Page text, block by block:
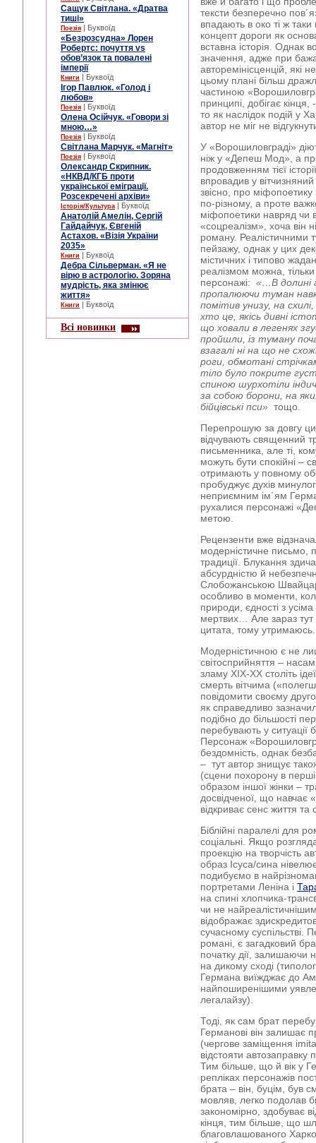
Сащук Світлана. «Дратва
тиші»
Поезія | Буквоїд
«Безрозсудна» Лорен
Робертс: почуття vs
обов’язок та повалені
імперії
Книги | Буквоїд
Ігор Павлюк. «Голод і
любов»
Поезія | Буквоїд
Олена Осійчук. «Говори зі
мною…»
Поезія | Буквоїд
Світлана Марчук. «Магніт»
Поезія | Буквоїд
Олександр Скрипник.
«НКВД/КГБ проти
української еміграції.
Розсекречені архіви»
Історія/Культура | Буквоїд
Анатолій Амелін, Сергій
Гайдайчук, Євгеній
Астахов. «Візія України
2035»
Книги | Буквоїд
Дебра Сільверман. «Я не
вірю в астрологію. Зоряна
мудрість, яка змінює
життя»
Книги | Буквоїд
Всі новинки
тексти безперечно
впадають в око ті ж таки
концепт дороги як
вставна історія. Однак
значення, адже при
авторемінісценцій, які
цьому плані більш
частиною
принципі, добігає
то як наслідок подій у
автор не міг не
У «Ворошиловграді»
ніж у «Депеш Мод», а
продовженням тієї
впровадив у
звісно, про
по-різному, а проте
міфопоетики навряд чи
«соцреалізм», хоча він
роману. Реалістичними
пейзажу, однак у цих
містичних і типово
реалізмом можна,
персонажі: «…В долині
пропалюючи туман
помітив унизу, на
хто це, якісь дивні
що ховали в легенях
пройшли, із туману
взагалі ні на що не
роги, обмотані
тіло було покрите
спиною шурхотіли
за собою борони, на
бійцівські пси» тощо.
Перепрошую за довгу
відчувають священний
письменника, але ті,
можуть бути спокійні –
отримають у повному
пробуджує духів
неприємним ім´ям
рухалися персонажі
метою.
Рецензенти вже
модерністичне письмо,
традиції. Блукання
абсурдністю й
Слобожанською
особливо в моменти,
природи, єдності з
мертвих… Але зараз тут
цитата, тому утримаюсь.
Модерністичною є не
світосприйняття –
зламу ХІХ-ХХ століть
смерть вітчима
повідомити своєму
як справедливо
подібно до більшості
перебувають у ситуації
Персонаж
бездомність, однак
– тут автор знищує
(сцени похорону в
образом іншої жінки –
досвідченої, що навчає
відкриває сенс життя та
Біблійні паралелі для
соціальні. Якщо
проекцію на творчість
образ Ісуса/сина
подибуємо в
портретами Леніна і
на спині хлопчика-
чи не
відображає
сучасному суспільстві.
романі, є загадковий
початку дії, залишаючи
на дикому сході
Германа виїжджає до
найпоширенішими
легалайзу).
Тоді, як сам брат
Германові він залишає
(чергове заміщення
відстояти
Тим більше, що й вік у
репліках персонажів
брата – він, буцім, був
мовляв, легко подолав
закономірно, здобуває
кінця, тим більше, що
благовлашованого